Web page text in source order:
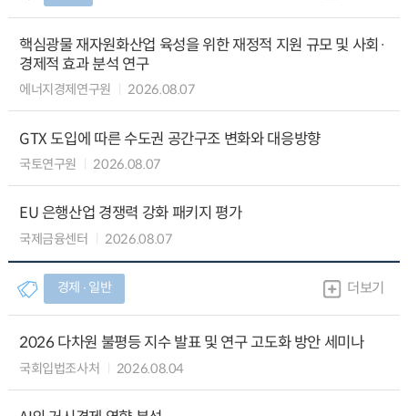
핵심광물 재자원화산업 육성을 위한 재정적 지원 규모 및 사회·
경제적 효과 분석 연구
에너지경제연구원 2026.08.07
GTX 도입에 따른 수도권 공간구조 변화와 대응방향
국토연구원 2026.08.07
EU 은행산업 경쟁력 강화 패키지 평가
국제금융센터 2026.08.07
경제 ∙ 일반 더보기
2026 다차원 불평등 지수 발표 및 연구 고도화 방안 세미나
국회입법조사처 2026.08.04